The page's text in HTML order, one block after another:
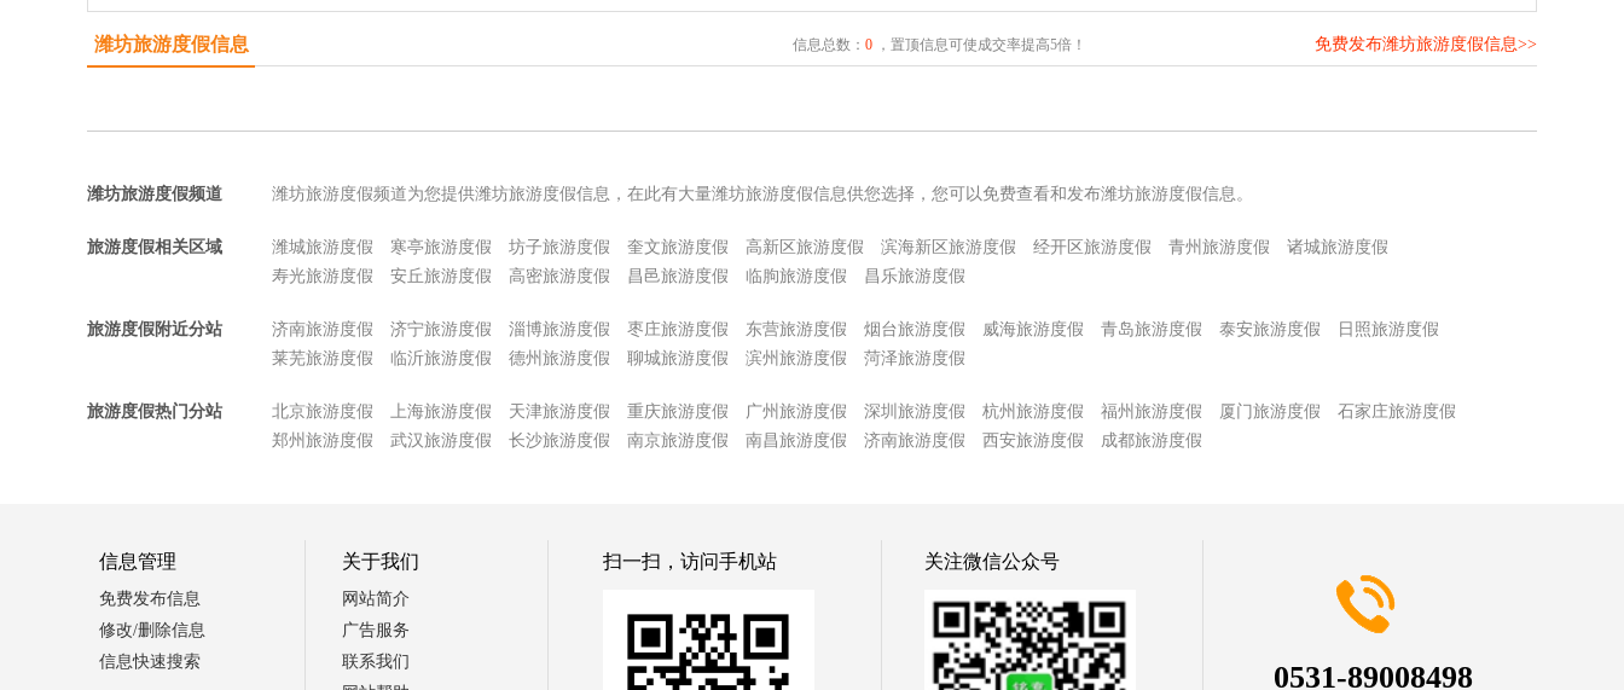
潍坊旅游度假信息 信息总数： 0，置顶信息可使成交率提高5倍！ 免费发布潍坊旅游度假信息>>
潍坊旅游度假频道 潍坊旅游度假频道为您提供潍坊旅游度假信息，在此有大量潍坊旅游度假信息供您选择，您可以免费查看和发布潍坊旅游度假信息。
旅游度假相关区域 潍城旅游度假 寒亭旅游度假 坊子旅游度假 奎文旅游度假 高新区旅游度假 滨海新区旅游度假 经开区旅游度假 青州旅游度假
诸城旅游度假
寿光旅游度假
安丘旅游度假 高密旅游度假 昌邑旅游度假 临朐旅游度假 昌乐旅游度假
旅游度假附近分站 济南旅游度假 济宁旅游度假 淄博旅游度假 枣庄旅游度假 东营旅游度假 烟台旅游度假 威海旅游度假 青岛旅游度假 泰安旅游度假
日照旅游度假
莱芜旅游度假
临沂旅游度假 德州旅游度假 聊城旅游度假 滨州旅游度假 菏泽旅游度假
旅游度假热门分站 北京旅游度假 上海旅游度假 天津旅游度假 重庆旅游度假 广州旅游度假 深圳旅游度假 杭州旅游度假 福州旅游度假 厦门旅游度假
石家庄旅游度假
郑州旅游度假
武汉旅游度假 长沙旅游度假 南京旅游度假 南昌旅游度假 济南旅游度假 西安旅游度假 成都旅游度假
信息管理
免费发布信息
修改/删除信息
信息快速搜索
关于我们
网站简介
广告服务
联系我们
扫一扫，访问手机站 关注微信公众号
0531-89008498